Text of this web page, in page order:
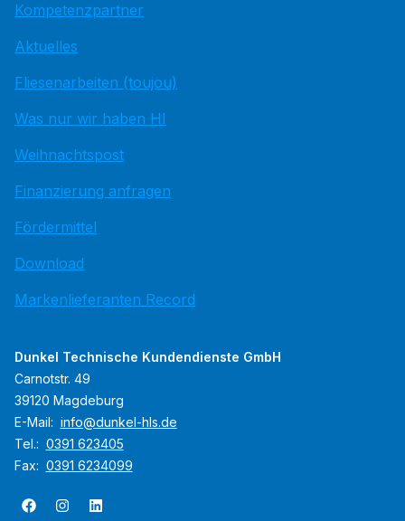
Kompetenzpartner
Aktuelles
Fliesenarbeiten (toujou)
Was nur wir haben HI
Weihnachtspost
Finanzierung anfragen
Fördermittel
Download
Markenlieferanten Record
Dunkel Technische Kundendienste GmbH
Carnotstr. 49
39120 Magdeburg
E-Mail: info@dunkel-hls.de
Tel.: 0391 623405
Fax: 0391 6234099